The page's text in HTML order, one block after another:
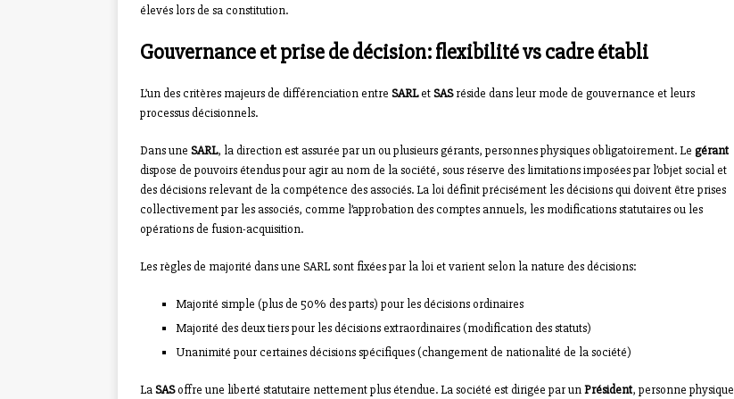
élevés lors de sa constitution.
Gouvernance et prise de décision: flexibilité vs cadre établi
L’un des critères majeurs de différenciation entre SARLetSASréside dans leur mode de gouvernance et leurs
processus décisionnels.
Dans une SARL, la direction est assurée par un ou plusieurs gérants, personnes physiques obligatoirement. Le gérant
dispose de pouvoirs étendus pour agir au nom de la société, sous réserve des limitations imposées par l’objet social et
des décisions relevant de la compétence des associés. La loi définit précisément les décisions qui doivent être prises
collectivement par les associés, comme l’approbation des comptes annuels, les modifications statutaires ou les
opérations de fusion-acquisition.
Les règles de majorité dans une SARL sont fixées par la loi et varient selon la nature des décisions:
Majorité simple (plus de 50% des parts) pour les décisions ordinaires
Majorité des deux tiers pour les décisions extraordinaires (modification des statuts)
Unanimité pour certaines décisions spécifiques (changement de nationalité de la société)
LaSASoffre une liberté statutaire nettement plus étendue. La société est dirigée par unPrésident, personne physique